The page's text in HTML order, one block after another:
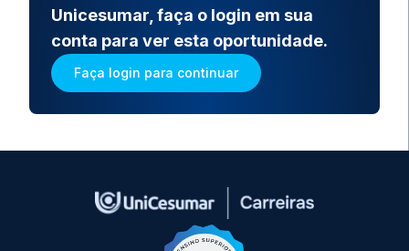
Unicesumar, faça o login em sua
conta para ver esta oportunidade.
Faça login para continuar